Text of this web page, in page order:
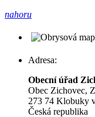
nahoru
Adresa:
Obecní úřad
Obec Zichovec,
273 74 Klobuky
Česká republika